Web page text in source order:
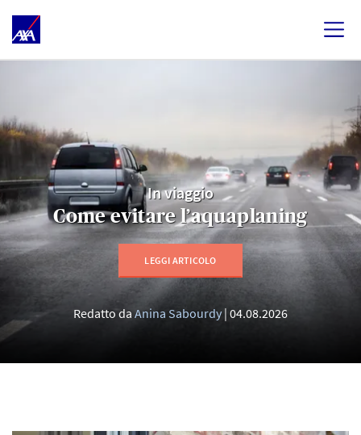
In viaggio
Come evitare l’aquaplaning
LEGGI ARTICOLO
Redatto daAnina Sabourdy 04.08.2026